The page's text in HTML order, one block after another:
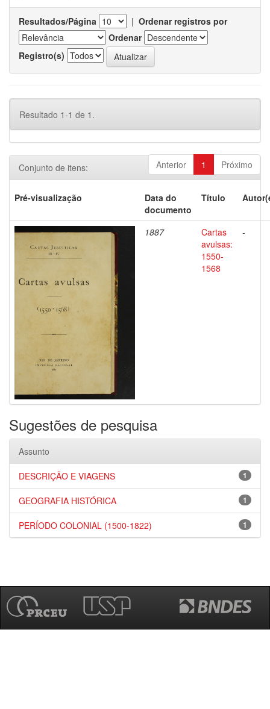
Resultados/Página | Ordenar registros por
Ordenar
Registro(s)
Resultado 1-1 de 1.
Anterior 1 Próximo
Conjunto de itens:
Pré-visualização
Data do
documento
Título
1887
Cartas
avulsas:
1550-
1568
-
Sugestões de pesquisa
Assunto
1
DESCRIÇÃO E VIAGENS
1
GEOGRAFIA HISTÓRICA
1
PERÍODO COLONIAL (1500-1822)